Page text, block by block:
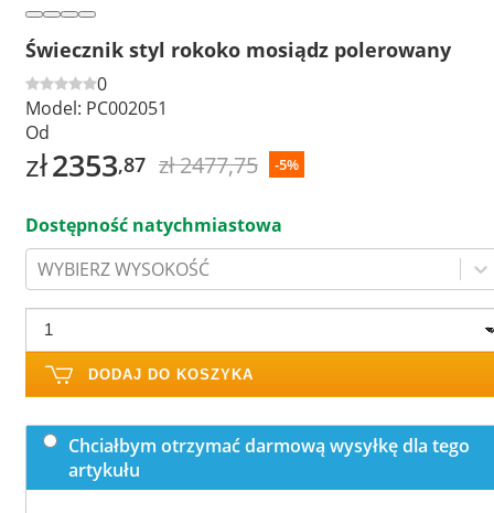
Świecznik styl rokoko mosiądz polerowany
0
Model: PC002051
Od
zł2353,87 zł 2477,75 -5%
Dostępność natychmiastowa
WYBIERZ WYSOKOŚĆ
DODAJ DO KOSZYKA
Chciałbym otrzymać darmową wysyłkę dla tego
artykułu